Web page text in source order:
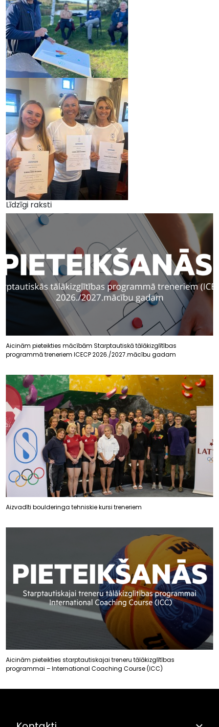
Līdzīgi raksti
Aicinām pieteikties mācībām Starptautiskā tālākizglītības
programmā treneriem ICECP 2026./2027.mācību gadam
Aizvadīti boulderinga tehniskie kursi treneriem
Aicinām pieteikties starptautiskajai treneru tālākizglītības
programmai – International Coaching Course (ICC)